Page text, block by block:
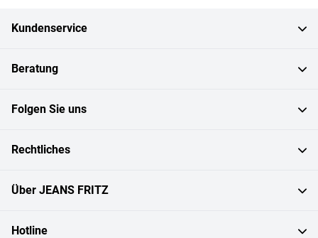
Kundenservice
Beratung
Folgen Sie uns
Rechtliches
Über JEANS FRITZ
Hotline